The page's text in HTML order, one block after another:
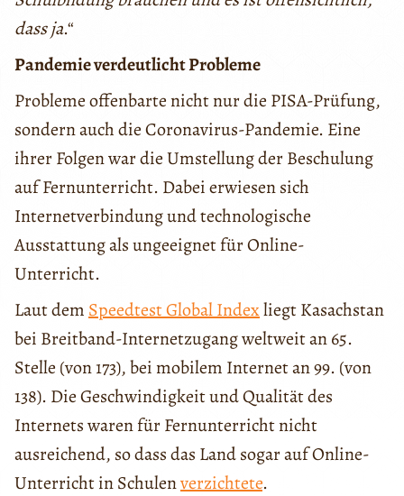
dass ja.“
Pandemie verdeutlicht Probleme
Probleme offenbarte nicht nur die PISA-Prüfung,
sondern auch die Coronavirus-Pandemie. Eine
ihrer Folgen war die Umstellung der Beschulung
auf Fernunterricht. Dabei erwiesen sich
Internetverbindung und technologische
Ausstattung als ungeeignet für Online-
Unterricht.
Laut dem Speedtest Global Indexliegt Kasachstan
bei Breitband-Internetzugang weltweit an 65.
Stelle (von 173), bei mobilem Internet an 99. (von
138). Die Geschwindigkeit und Qualität des
Internets waren für Fernunterricht nicht
ausreichend, so dass das Land sogar auf Online-
Unterricht in Schulenverzichtete.